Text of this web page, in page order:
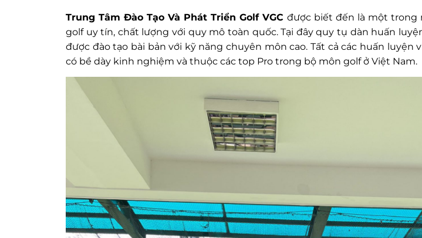
Trung Tâm Đào Tạo Và Phát Triển Golf VGC được biết đến là một
golf uy tín, chất lượng với quy mô toàn quốc. Tại đây quy tụ dàn huấn
được đào tạo bài bản với kỹ năng chuyên môn cao. Tất cả các huấn luyện
có bề dày kinh nghiệm và thuộc các top Pro trong bộ môn golf ở Việt Nam.